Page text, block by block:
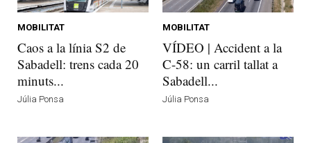
MOBILITAT
Caos a la línia S2 de
Sabadell: trens cada 20
minuts...
Júlia Ponsa
MOBILITAT
VÍDEO | Accident a la
C-58: un carril tallat a
Sabadell...
Júlia Ponsa